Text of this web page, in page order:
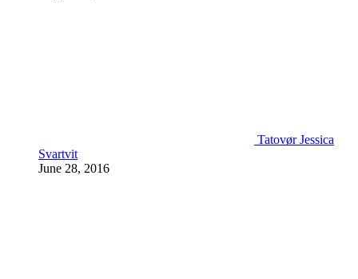
Tatovør Jessica
Svartvit
June 28, 2016